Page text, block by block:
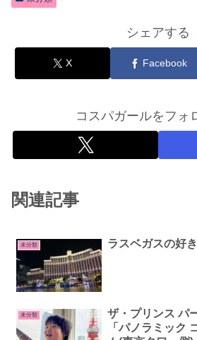
シェアする
X Facebook
コスパガールをフォ
関連記事
未分類 ラスベガスの好
未分類
ザ・プリンス パ
「パノラミック